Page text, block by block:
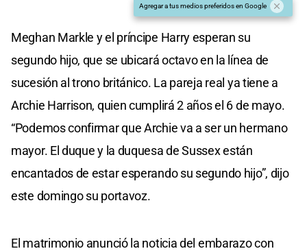
Agregar a tus medios preferidos en Google
Meghan Markle y el príncipe Harry esperan su
segundo hijo, que se ubicará octavo en la línea de
sucesión al trono británico. La pareja real ya tiene a
Archie Harrison, quien cumplirá 2 años el 6 de mayo.
“Podemos confirmar que Archie va a ser un hermano
mayor. El duque y la duquesa de Sussex están
encantados de estar esperando su segundo hijo”, dijo
este domingo su portavoz.
El matrimonio anunció la noticia del embarazo con